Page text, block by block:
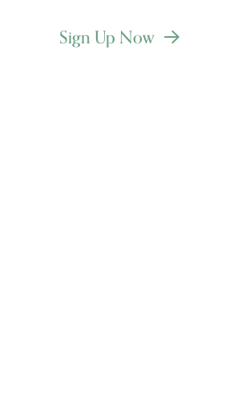
Sign Up Now